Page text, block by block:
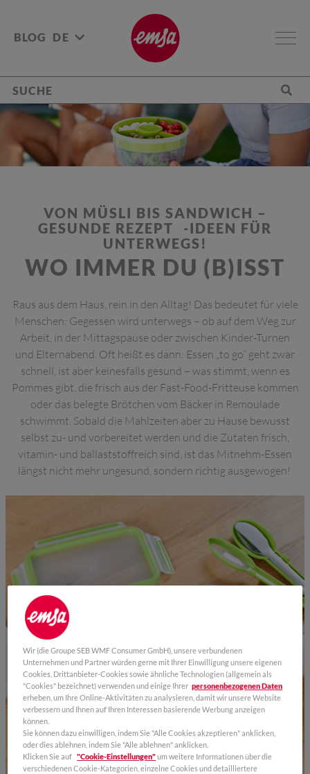
BLOG DE
VON MÜSLI BIS SANDWICH –
GESUNDE REZEPT -IDEEN FÜR
UNTERWEGS!
WO IMMER DU (B)ISST
Raus aus dem Haus, rein in den Alltag! Das bedeutet für viele
Menschen: Gegessen wird unterwegs – ob auf dem Weg zur
Arbeit, in der Mittagspause oder zwischen Kinder-Turnen
und Elternabend. Oft heißt es dann: Essen „to go“ geht zwar
schnell, ist aber keinesfalls gesund – was stimmt, wenn es
Pommes gibt, die frisch aus der Fast-Food-Fritteuse kommen
oder das belegte Brötchen vom Bäcker in Remoulade
schwimmt. Sobald die Mahlzeiten aber zu Hause bewusst
selbst zu- und vorbereitet werden und die Zutaten frisch,
vitamin- und ballaststoffreich sind, ist das Mitnehm-Essen
längst nicht mehr ungesund, sondern richtig ausgewogen!
Wir (die Groupe SEB WMF Consumer GmbH), unsere verbundenen
Unternehmen und Partner würden gerne mit Ihrer Einwilligung unsere eigenen
Cookies, Drittanbieter-Cookies sowie ähnliche Technologien (allgemein als
"Cookies" bezeichnet) verwenden und einige Ihrer personenbezogenen Daten
erheben, um Ihre Online-Aktivitäten zu analysieren, damit wir unsere Website
verbessern und Ihnen auf Ihren Interessen basierende Werbung anzeigen
können.
Sie können dazu einwilligen, indem Sie "Alle Cookies akzeptieren" anklicken,
oder dies ablehnen, indem Sie "Alle ablehnen" anklicken.
Klicken Sie auf "Cookie-Einstellungen"um weitere Informationen über die
verschiedenen Cookie-Kategorien, einzelne Cookies und detailliertere